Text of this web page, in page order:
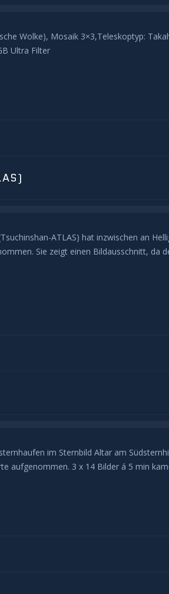
Wolke), Mosaik 3×3,Teleskoptyp:
Ultra Filter
ATLAS) hat inzwischen an
Sie zeigt einen Bildausschnitt, da
im Sternbild Altar am
aufgenommen. 3 x 14 Bilder á 5 min